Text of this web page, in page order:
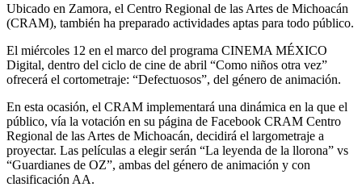
Ubicado en Zamora, el Centro Regional de las Artes de Michoacán
(CRAM), también ha preparado actividades aptas para todo público.
El miércoles 12 en el marco del programa CINEMA MÉXICO
Digital, dentro del ciclo de cine de abril “Como niños otra vez”
ofrecerá el cortometraje: “Defectuosos”, del género de animación.
En esta ocasión, el CRAM implementará una dinámica en la que el
público, vía la votación en su página de Facebook CRAM Centro
Regional de las Artes de Michoacán, decidirá el largometraje a
proyectar. Las películas a elegir serán “La leyenda de la llorona” vs
“Guardianes de OZ”, ambas del género de animación y con
clasificación AA.